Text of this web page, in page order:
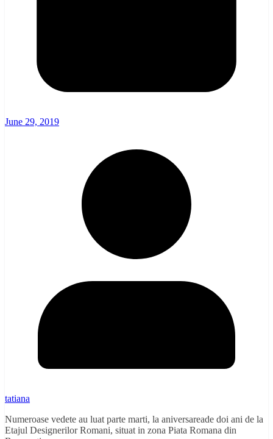
June 29, 2019
tatiana
Numeroase vedete au luat parte marti, la aniversareade doi ani de la
Etajul Designerilor Romani, situat in zona Piata Romana din